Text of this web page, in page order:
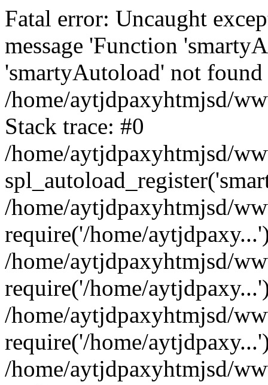
Fatal error: Uncaught
message 'Function
'smartyAutoload' not
/home/aytjdpaxyhtmjsd/
Stack trace: #0
/home/aytjdpaxyhtmjsd/
/home/aytjdpaxyhtmjsd/
require('/home/
/home/aytjdpaxyhtmjsd/
require('/home/
/home/aytjdpaxyhtmjsd/
require('/home/
/home/aytjdpaxyhtmjsd/